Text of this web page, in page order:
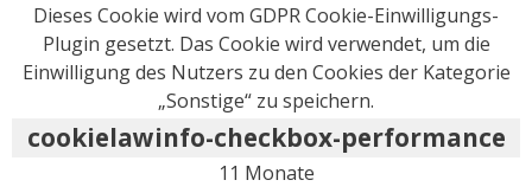
Dieses Cookie wird vom GDPR Cookie-Einwilligungs-
Plugin gesetzt. Das Cookie wird verwendet, um die
Einwilligung des Nutzers zu den Cookies der Kategorie
„Sonstige“ zu speichern.
cookielawinfo-checkbox-performance
11 Monate